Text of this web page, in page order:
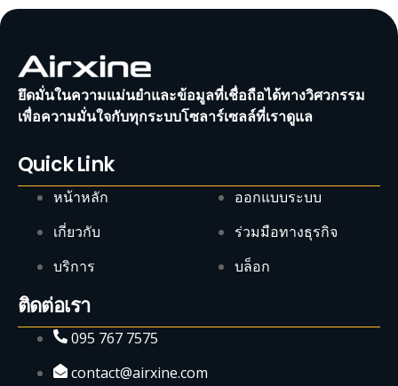
ยึดมั่นในความแม่นยำและข้อมูลที่เชื่อถือได้ทางวิศวกรรม
เพื่อความมั่นใจกับทุกระบบโซลาร์เซลล์ที่เราดูแล
Quick Link
หน้าหลัก
เกี่ยวกับ
บริการ
ออกแบบระบบ
ร่วมมือทางธุรกิจ
บล็อก
ติดต่อเรา
095 767 7575
contact@airxine.com